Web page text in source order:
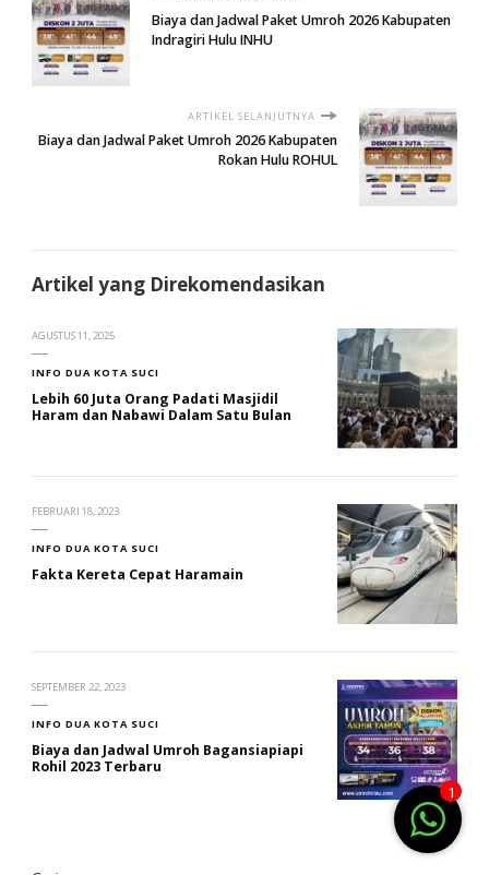
Biaya dan Jadwal Paket Umroh 2026 Kabupaten
Indragiri Hulu INHU
ARTIKEL SELANJUTNYA
Biaya dan Jadwal Paket Umroh 2026 Kabupaten
Rokan Hulu ROHUL
Artikel yang Direkomendasikan
AGUSTUS 11, 2025
INFO DUA KOTA SUCI
Lebih 60 Juta Orang Padati Masjidil
Haram dan Nabawi Dalam Satu Bulan
FEBRUARI 18, 2023
INFO DUA KOTA SUCI
Fakta Kereta Cepat Haramain
SEPTEMBER 22, 2023
INFO DUA KOTA SUCI
Biaya dan Jadwal Umroh Bagansiapiapi
Rohil 2023 Terbaru
1